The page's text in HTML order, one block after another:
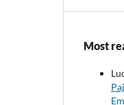
Most